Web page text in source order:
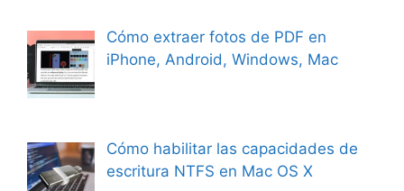
Cómo extraer fotos de PDF en
iPhone, Android, Windows, Mac
Cómo habilitar las capacidades de
escritura NTFS en Mac OS X